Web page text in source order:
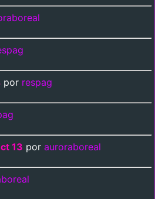
por respag
13 por auroraboreal